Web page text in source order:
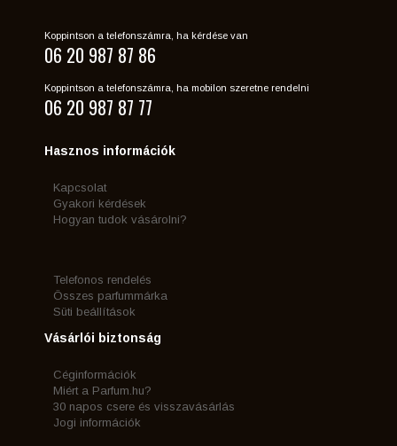
Koppintson a telefonszámra, ha kérdése van
06 20 987 87 86
Koppintson a telefonszámra, ha mobilon szeretne rendelni
06 20 987 87 77
Hasznos információk
Kapcsolat
Gyakori kérdések
Hogyan tudok vásárolni?
Telefonos rendelés
Összes parfummárka
Süti beállítások
Vásárlói biztonság
Céginformációk
Miért a Parfum.hu?
30 napos csere és visszavásárlás
Jogi információk